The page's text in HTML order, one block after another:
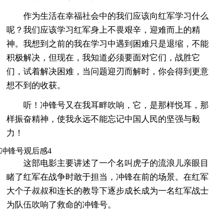
作为生活在幸福社会中的我们应该向红军学习什么
呢？我们应该学习红军身上不畏艰辛，迎难而上的精
神。我想到之前的我在学习中遇到困难只是退缩，不能
积极解决，但现在，我知道必须要面对它们，战胜它
们，试着解决困难，当问题迎刃而解时，你会得到更意
想不到的收获。
听！冲锋号又在我耳畔吹响，它，是那样悦耳，那
样振奋精神，使我永远不能忘记中国人民的坚强与毅
力！
冲锋号观后感4
这部电影主要讲述了一个名叫虎子的流浪儿亲眼目
睹了红军在战争时敢于担当，冲锋在前的场景。在红军
大个子叔叔和连长的教导下逐步成长成为一名红军战士
为队伍吹响了救命的冲锋号。